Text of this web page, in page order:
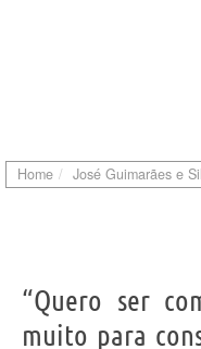
Home José Guimarães e
“Quero ser
muito para